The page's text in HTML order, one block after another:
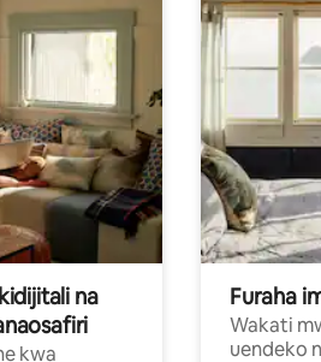
na
kwa
Furaha
Wakati
uendeko